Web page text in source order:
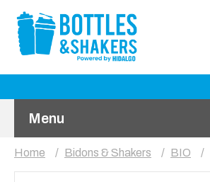
Menu
Home Bidons & Shakers BIO